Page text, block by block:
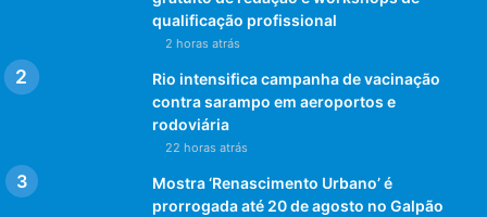
qualificação profissional
2 horas atrás
Rio intensifica campanha de vacinação
contra sarampo em aeroportos e
rodoviária
22 horas atrás
Mostra ‘Renascimento Urbano’ é
prorrogada até 20 de agosto no Galpão